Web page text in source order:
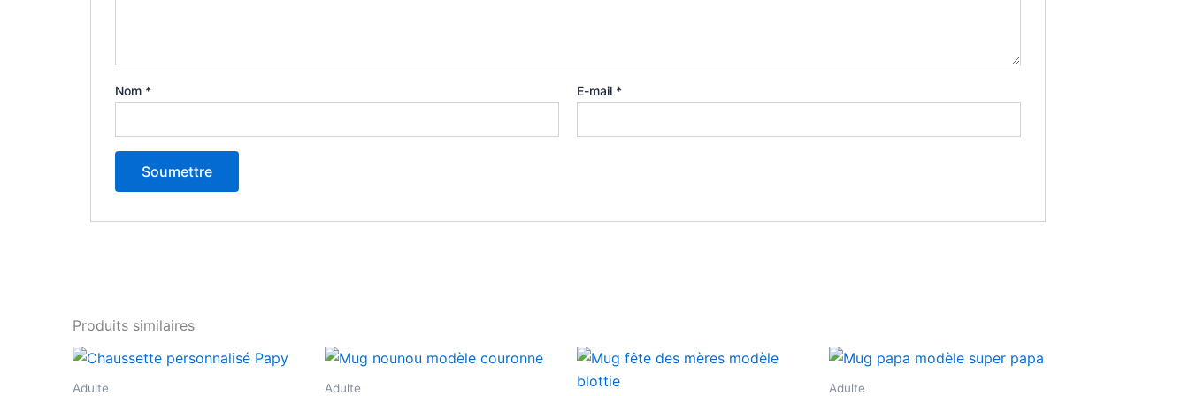
Nom * E-mail *
Produits similaires
Adulte
Ce
Adulte Adulte